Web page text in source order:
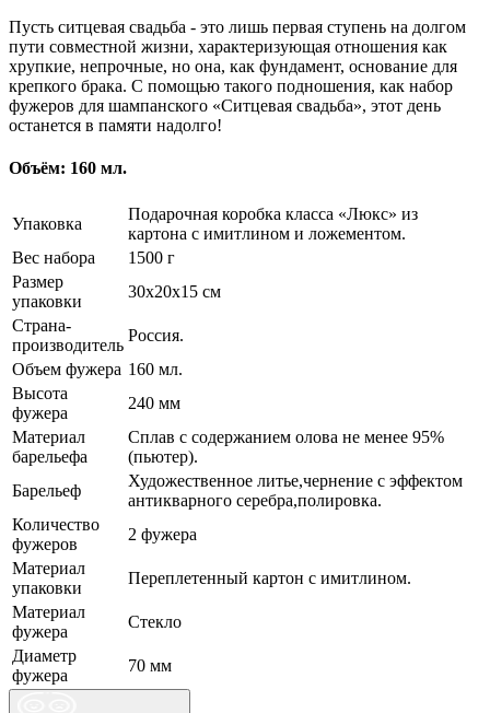
Пусть ситцевая свадьба - это лишь первая ступень на долгом
пути совместной жизни, характеризующая отношения как
хрупкие, непрочные, но она, как фундамент, основание для
крепкого брака. С помощью такого подношения, как набор
фужеров для шампанского «Ситцевая свадьба», этот день
останется в памяти надолго!
Объём: 160 мл.
Упаковка
Подарочная коробка класса «Люкс» из
картона с имитлином и ложементом.
Вес набора
1500 г
Размер
упаковки
30х20х15 см
Страна-
производитель
Россия.
Объем фужера 160 мл.
Высота
фужера
240 мм
Материал
барельефа
Сплав с содержанием олова не менее 95%
(пьютер).
Барельеф
Художественное литье,чернение с эффектом
антикварного серебра,полировка.
Количество
фужеров
2 фужера
Материал
упаковки
Переплетенный картон с имитлином.
Материал
фужера
Стекло
Диаметр
фужера
70 мм